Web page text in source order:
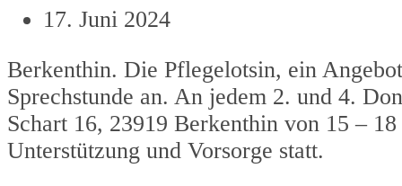
17. Juni 2024
Berkenthin. Die Pflegelotsin, ein
Sprechstunde an. An jedem 2. und 4.
Schart 16, 23919 Berkenthin von 15 –
Unterstützung und Vorsorge statt.